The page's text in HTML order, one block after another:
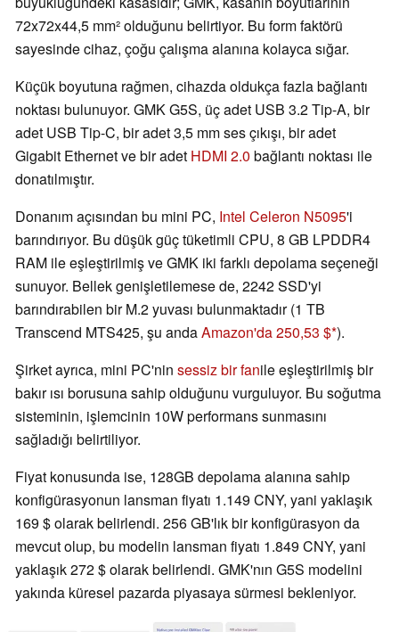
72x72x44,5 mm² olduğunu belirtiyor. Bu form faktörü
sayesinde cihaz, çoğu çalışma alanına kolayca sığar.
Küçük boyutuna rağmen, cihazda oldukça fazla bağlantı
noktası bulunuyor. GMK G5S, üç adet USB 3.2 Tip-A, bir
adet USB Tip-C, bir adet 3,5 mm ses çıkışı, bir adet
Gigabit Ethernet ve bir adet HDMI 2.0 bağlantı noktası ile
donatılmıştır.
Donanım açısından bu mini PC, Intel Celeron N5095'i
barındırıyor. Bu düşük güç tüketimli CPU, 8 GB LPDDR4
RAM ile eşleştirilmiş ve GMK iki farklı depolama seçeneği
sunuyor. Bellek genişletilemese de, 2242 SSD'yi
barındırabilen bir M.2 yuvası bulunmaktadır (1 TB
Transcend MTS425, şu andaAmazon'da 250,53 $ ).
Şirket ayrıca, mini PC'nin sessiz bir fanile eşleştirilmiş bir
bakır ısı borusuna sahip olduğunu vurguluyor. Bu soğutma
sisteminin, işlemcinin 10W performans sunmasını
sağladığı belirtiliyor.
Fiyat konusunda ise, 128GB depolama alanına sahip
konfigürasyonun lansman fiyatı 1.149 CNY, yani yaklaşık
169 $ olarak belirlendi. 256 GB'lık bir konfigürasyon da
mevcut olup, bu modelin lansman fiyatı 1.849 CNY, yani
yaklaşık 272 $ olarak belirlendi. GMK'nın G5S modelini
yakında küresel pazarda piyasaya sürmesi bekleniyor.